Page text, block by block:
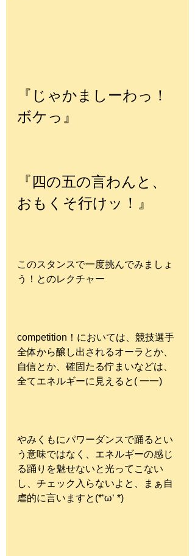
『じゃかましーわっ！
ボケっ』
『四の五の言わんと、
おもくそ行けッ！』
このスタンスで一度挑んでみましょ
う！とのレクチャー
competition！においては、競技選手
全体から醸し出されるオーラとか、
自信とか、確固たる佇まいなどは、
全てエネルギーに見えると( 一一)
やみくもにパワーダンスで踊るとい
う意味ではなく、エネルギーの感じ
る踊りを魅せないと光ってこない
し、チェック入らないよと、まぁ自
虐的に言いますと(*‘ω‘ *)